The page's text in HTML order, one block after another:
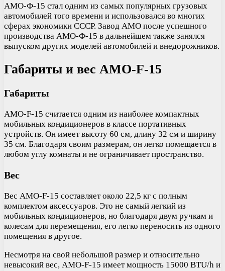
АМО-Ф-15 стал одним из самых популярных грузовых
автомобилей того времени и использовался во многих
сферах экономики СССР. Завод АМО после успешного
производства АМО-Ф-15 в дальнейшем также занялся
выпуском других моделей автомобилей и внедорожников.
Габариты и вес AMO-F-15
Габариты
AMO-F-15 считается одним из наиболее компактных
мобильных кондиционеров в классе портативных
устройств. Он имеет высоту 60 см, длину 32 см и ширину
35 см. Благодаря своим размерам, он легко помещается в
любом углу комнаты и не ограничивает пространство.
Вес
Вес AMO-F-15 составляет около 22,5 кг с полным
комплектом аксессуаров. Это не самый легкий из
мобильных кондиционеров, но благодаря двум ручкам и
колесам для перемещения, его легко переносить из одного
помещения в другое.
Несмотря на свой небольшой размер и относительно
невысокий вес, AMO-F-15 имеет мощность 15000 BTU/h и